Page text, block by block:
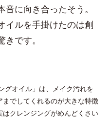
音に向き合ったそう。
イルを手掛けたのは創
です。
グオイル」は、メイク汚れを
でしてくれるのが大きな特徴
クレンジングがめんどくさい